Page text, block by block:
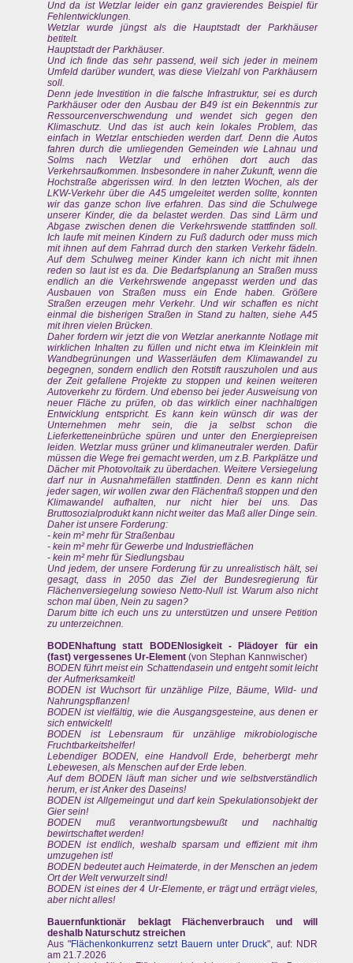
Und da ist Wetzlar leider ein ganz gravierendes Beispiel für
Fehlentwicklungen.
Wetzlar wurde jüngst als die Hauptstadt der Parkhäuser
betitelt.
Hauptstadt der Parkhäuser.
Und ich finde das sehr passend, weil sich jeder in meinem
Umfeld darüber wundert, was diese Vielzahl von Parkhäusern
soll.
Denn jede Investition in die falsche Infrastruktur, sei es durch
Parkhäuser oder den Ausbau der B49 ist ein Bekenntnis zur
Ressourcenverschwendung und wendet sich gegen den
Klimaschutz. Und das ist auch kein lokales Problem, das
einfach in Wetzlar entschieden werden darf. Denn die Autos
fahren durch die umliegenden Gemeinden wie Lahnau und
Solms nach Wetzlar und erhöhen dort auch das
Verkehrsaufkommen. Insbesondere in naher Zukunft, wenn die
Hochstraße abgerissen wird. In den letzten Wochen, als der
LKW-Verkehr über die A45 umgeleitet werden sollte, konnten
wir das ganze schon live erfahren. Das sind die Schulwege
unserer Kinder, die da belastet werden. Das sind Lärm und
Abgase zwischen denen die Verkehrswende stattfinden soll.
Ich laufe mit meinen Kindern zu Fuß dadurch oder muss mich
mit ihnen auf dem Fahrrad durch den starken Verkehr fädeln.
Auf dem Schulweg meiner Kinder kann ich nicht mit ihnen
reden so laut ist es da. Die Bedarfsplanung an Straßen muss
endlich an die Verkehrswende angepasst werden und das
Ausbauen von Straßen muss ein Ende haben. Größere
Straßen erzeugen mehr Verkehr. Und wir schaffen es nicht
einmal die bisherigen Straßen in Stand zu halten, siehe A45
mit ihren vielen Brücken.
Daher fordern wir jetzt die von Wetzlar anerkannte Notlage mit
wirklichen Inhalten zu füllen und nicht etwa im Kleinklein mit
Wandbegrünungen und Wasserläufen dem Klimawandel zu
begegnen, sondern endlich den Rotstift rauszuholen und aus
der Zeit gefallene Projekte zu stoppen und keinen weiteren
Autoverkehr zu fördern. Und ebenso bei jeder Ausweisung von
neuer Fläche zu prüfen, ob das wirklich einer nachhaltigen
Entwicklung entspricht. Es kann kein wünsch dir was der
Unternehmen mehr sein, die ja selbst schon die
Lieferketteneinbrüche spüren und unter den Energiepreisen
leiden. Wetzlar muss grüner und klimaneutraler werden. Dafür
müssen die Wege frei gemacht werden, um z.B. Parkplätze und
Dächer mit Photovoltaik zu überdachen. Weitere Versiegelung
darf nur in Ausnahmefällen stattfinden. Denn es kann nicht
jeder sagen, wir wollen zwar den Flächenfraß stoppen und den
Klimawandel aufhalten, nur nicht hier bei uns. Das
Bruttosozialprodukt kann nicht weiter das Maß aller Dinge sein.
Daher ist unsere Forderung:
- kein m² mehr für Straßenbau
- kein m² mehr für Gewerbe und Industrieflächen
- kein m² mehr für Siedlungsbau
Und jedem, der unsere Forderung für zu unrealistisch hält, sei
gesagt, dass in 2050 das Ziel der Bundesregierung für
Flächenversiegelung sowieso Netto-Null ist. Warum also nicht
schon mal üben, Nein zu sagen?
Darum bitte ich euch uns zu unterstützen und unsere Petition
zu unterzeichnen.
BODENhaftung statt BODENlosigkeit - Plädoyer für ein
(fast) vergessenes Ur-Element (von Stephan Kannwischer)
BODEN führt meist ein Schattendasein und entgeht somit leicht
der Aufmerksamkeit!
BODEN ist Wuchsort für unzählige Pilze, Bäume, Wild- und
Nahrungspflanzen!
BODEN ist vielfältig, wie die Ausgangsgesteine, aus denen er
sich entwickelt!
BODEN ist Lebensraum für unzählige mikrobiologische
Fruchtbarkeitshelfer!
Lebendiger BODEN, eine Handvoll Erde, beherbergt mehr
Lebewesen, als Menschen auf der Erde leben.
Auf dem BODEN läuft man sicher und wie selbstverständlich
herum, er ist Anker des Daseins!
BODEN ist Allgemeingut und darf kein Spekulationsobjekt der
Gier sein!
BODEN muß verantwortungsbewußt und nachhaltig
bewirtschaftet werden!
BODEN ist endlich, weshalb sparsam und effizient mit ihm
umzugehen ist!
BODEN bedeutet auch Heimaterde, in der Menschen an jedem
Ort der Welt verwurzelt sind!
BODEN ist eines der 4 Ur-Elemente, er trägt und erträgt vieles,
aber nicht alles!
Bauernfunktionär beklagt Flächenverbrauch und will
deshalb Naturschutz streichen
Aus "Flächenkonkurrenz setzt Bauern unter Druck", auf: NDR
am 21.7.2026